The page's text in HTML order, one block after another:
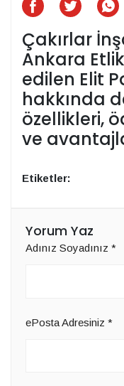
Çakırlar
Ankara
edilen Elit
hakkında
özellikleri,
ve
Etiketler:
Yorum Yaz
Adınız Soyadınız *
ePosta Adresiniz *